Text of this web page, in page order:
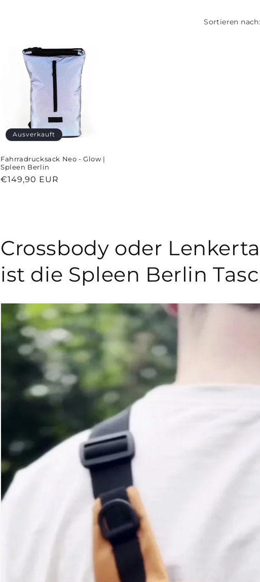
Sortieren nach:
Ausverkauft
Fahrradrucksack Neo - Glow |
Spleen Berlin
Normaler
€149,90 EUR
Crossbody oder
ist die Spleen Berlin